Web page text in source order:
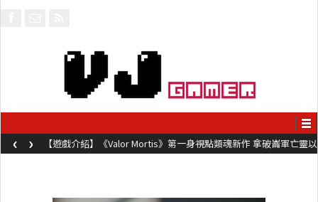
【遊戲介紹】《Valor Mortis》第一身視點類魂新作 拿破崙軍亡靈以
槍械劍與魔法殺敵
‹ ›